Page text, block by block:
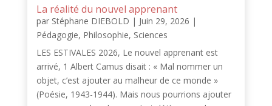
La réalité du nouvel apprenant
par Stéphane DIEBOLD | Juin 29, 2026 |
Pédagogie, Philosophie, Sciences
LES ESTIVALES 2026, Le nouvel apprenant est
arrivé, 1 Albert Camus disait : « Mal nommer un
objet, c’est ajouter au malheur de ce monde »
(Poésie, 1943-1944). Mais nous pourrions ajouter